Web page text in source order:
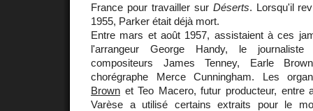
France pour travailler sur Déserts. Lorsqu'il
1955, Parker était déjà mort.
Entre mars et août 1957, assistaient à ces
l'arrangeur George Handy, le
compositeurs James Tenney, Earle
chorégraphe Merce Cunningham. Les
Brown et Teo Macero, futur producteur, entre
Varèse a utilisé certains extraits pour le